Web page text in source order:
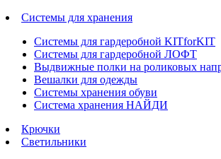
Системы для хранения
Системы для гардеробной KITforKIT
Системы для гардеробной ЛОФТ
Выдвижные полки на роликовых
Вешалки для одежды
Системы хранения обуви
Система хранения НАЙДИ
Крючки
Светильники